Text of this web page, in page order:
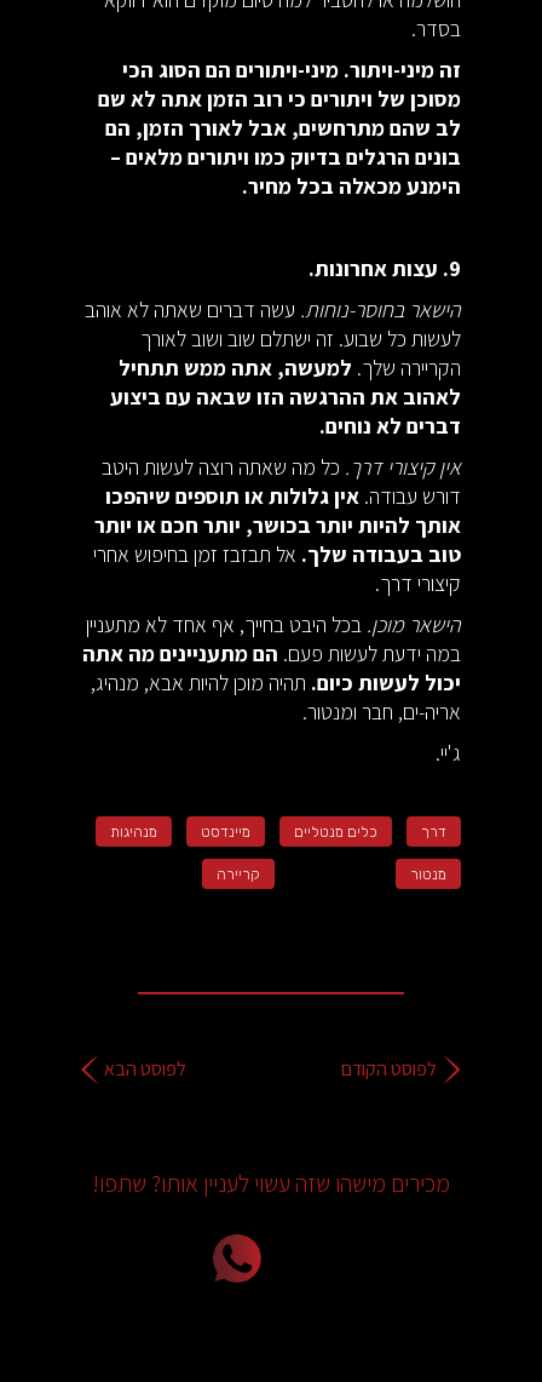
בסדר.
זה מיני-ויתור. מיני-ויתורים הם הסוג הכי
מסוכן של ויתורים כי רוב הזמן אתה לא שם
לב שהם מתרחשים, אבל לאורך הזמן, הם
בונים הרגלים בדיוק כמו ויתורים מלאים –
הימנע מכאלה בכל מחיר.
9. עצות אחרונות.
הישאר בחוסר-נוחות. עשה דברים שאתה לא אוהב
לעשות כל שבוע. זה ישתלם שוב ושוב לאורך
הקריירה שלך. למעשה, אתה ממש תתחיל
לאהוב את ההרגשה הזו שבאה עם ביצוע
דברים לא נוחים.
אין קיצורי דרך. כל מה שאתה רוצה לעשות היטב
דורש עבודה.אין גלולות או תוספים שיהפכו
אותך להיות יותר בכושר, יותר חכם או יותר
טוב בעבודה שלך. אל תבזבז זמן בחיפוש אחרי
קיצורי דרך.
הישאר מוכן. בכל היבט בחייך, אף אחד לא מתעניין
במה ידעת לעשות פעם. הם מתעניינים מה אתה
יכול לעשות כיום. תהיה מוכן להיות אבא, מנהיג,
אריה-ים, חבר ומנטור.
ג'יי.
דרך כלים מנטליים מיינדסט מנהיגות
מנטור קריירה
לפוסט הקודם לפוסט הבא
מכירים מישהו שזה עשוי לעניין אותו? שתפו!